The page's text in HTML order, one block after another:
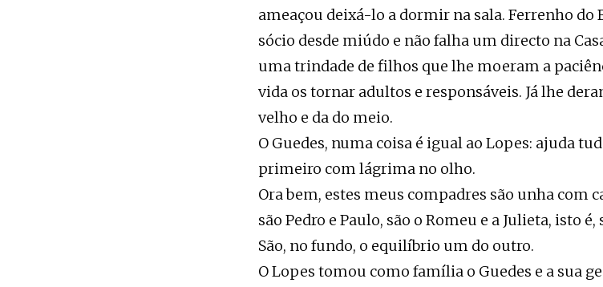
ameaçou deixá-lo a dormir na sala. Ferrenho do
sócio desde miúdo e não falha um directo na
uma trindade de filhos que lhe moeram a
vida os tornar adultos e responsáveis. Já lhe
velho e da do meio.
O Guedes, numa coisa é igual ao Lopes: ajuda
primeiro com lágrima no olho.
Ora bem, estes meus compadres são unha com
são Pedro e Paulo, são o Romeu e a Julieta, isto
São, no fundo, o equilíbrio um do outro.
O Lopes tomou como família o Guedes e a sua